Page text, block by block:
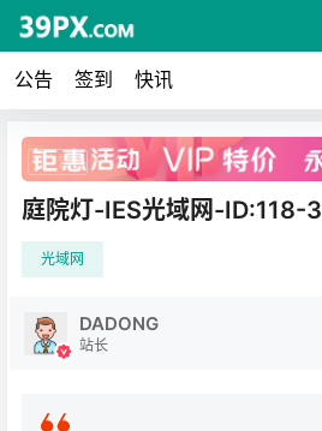
公告 签到 快讯
广告
庭院灯-IES光域网-ID:118-3
光域网
DADONG
站长